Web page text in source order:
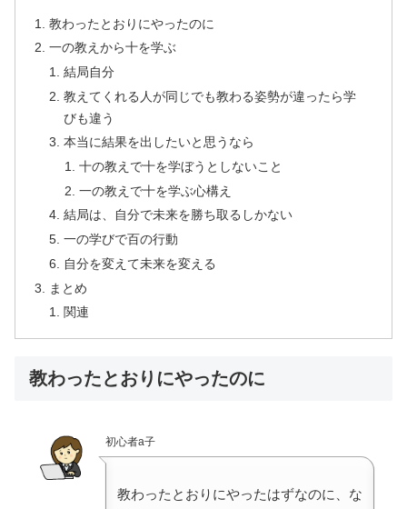
教わったとおりにやったのに
一の教えから十を学ぶ
結局自分
教えてくれる人が同じでも教わる姿勢が違ったら学
びも違う
本当に結果を出したいと思うなら
十の教えで十を学ぼうとしないこと
一の教えで十を学ぶ心構え
結局は、自分で未来を勝ち取るしかない
一の学びで百の行動
自分を変えて未来を変える
まとめ
関連
教わったとおりにやったのに
初心者a子
教わったとおりにやったはずなのに、な